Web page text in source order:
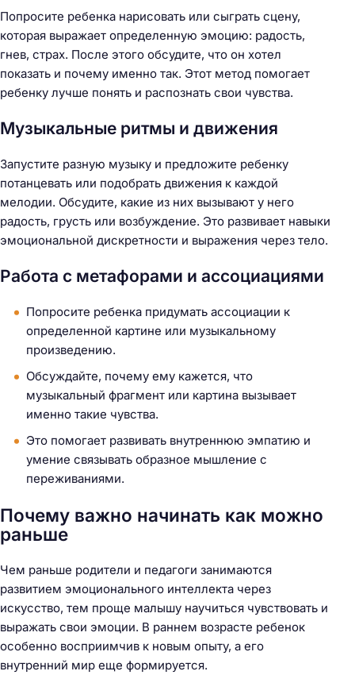
Попросите ребенка нарисовать или сыграть сцену,
которая выражает определенную эмоцию: радость,
гнев, страх. После этого обсудите, что он хотел
показать и почему именно так. Этот метод помогает
ребенку лучше понять и распознать свои чувства.
Музыкальные ритмы и движения
Запустите разную музыку и предложите ребенку
потанцевать или подобрать движения к каждой
мелодии. Обсудите, какие из них вызывают у него
радость, грусть или возбуждение. Это развивает навыки
эмоциональной дискретности и выражения через тело.
Работа с метафорами и ассоциациями
Попросите ребенка придумать ассоциации к
определенной картине или музыкальному
произведению.
Обсуждайте, почему ему кажется, что
музыкальный фрагмент или картина вызывает
именно такие чувства.
Это помогает развивать внутреннюю эмпатию и
умение связывать образное мышление с
переживаниями.
Почему важно начинать как можно
раньше
Чем раньше родители и педагоги занимаются
развитием эмоционального интеллекта через
искусство, тем проще малышу научиться чувствовать и
выражать свои эмоции. В раннем возрасте ребенок
особенно восприимчив к новым опыту, а его
внутренний мир еще формируется.